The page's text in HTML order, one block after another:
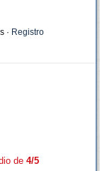
· Registro
de 4/5